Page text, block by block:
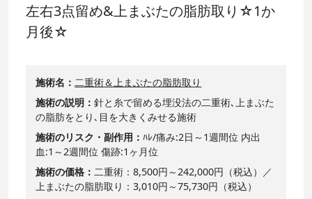
左右3点留め&上まぶたの脂肪取り☆1か
月後☆
施術名
二重術＆上まぶたの脂肪取り
施術の説明
針と糸で留める埋没法の二重術､上まぶた
の脂肪をとり､目を大きくみせる施術
施術のリスク・副作用
ﾊﾚ/痛み:2日～1週間位 内出
血:1～2週間位 傷跡:1ヶ月位
施術の価格
二重術：8,500円～242,000円（税込）／
上まぶたの脂肪取り：3,010円～75,730円（税込）